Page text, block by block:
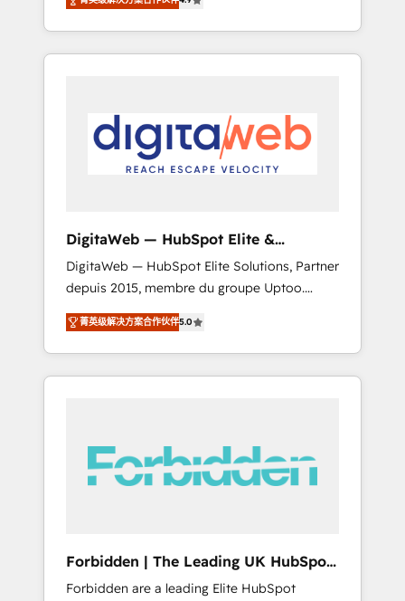
industries. With 150+ HubSpot-certified
experts, we deliver scalable solutions to
complex GTM and RevOps challenges. Our
smooth setup tailored to your GTM motion.
🔹 Migrations: Move from other CRMs to
HubSpot without data loss or downtime. 🔹
stack for better adoption. 🔹 Custom
Solutions: Build tailored apps, workflows, and
configurations. We are SOC 2 Type II and ISO
27001 certified, reinforcing our commitment
to data security and compliance. At
OneMetric, we help revenue teams focus on
the OneMetric that matters most: revenue.
DigitaWeb — HubSpot Elite &
Intégrations ERP
DigitaWeb — HubSpot Elite Solutions, Partner
depuis 2015, membre du groupe Uptoo.
Nous aidons les ETI et PME B2B à unifier
Marketing, Ventes et Service sur HubSpot
grâce à la Revenue Architecture : alignement
des équipes, pipeline prévisible, croissance
Shopify, Oneflow. 💻 Développements
custom : CRM UI Extensions (React),
B2B, Immobilier, Viticulture, Finance. 🚀 Nos
livrables : migration sécurisée,
菁英级解决方案合作伙伴5.0
Forbidden | The Leading UK HubSpot
Consultancy
Forbidden are a leading Elite HubSpot